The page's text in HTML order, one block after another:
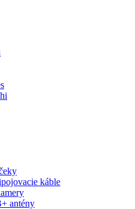
káble
antény